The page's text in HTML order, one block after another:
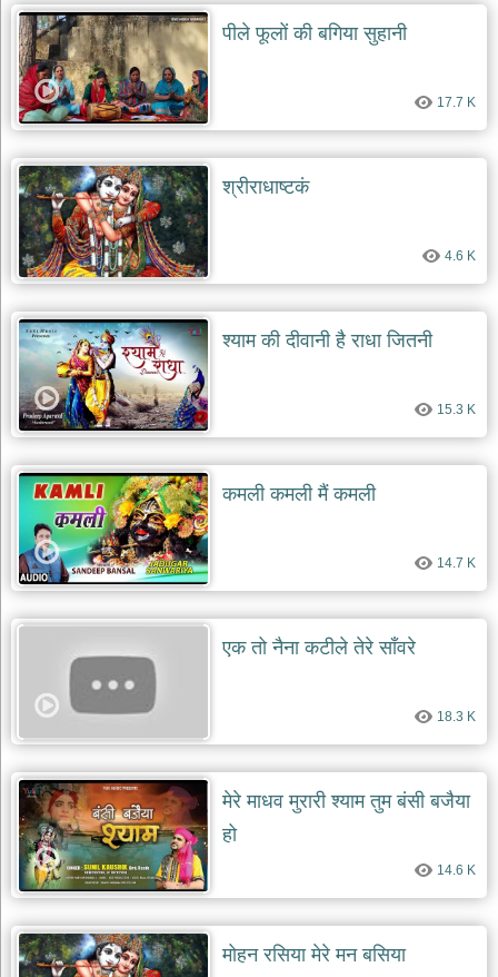
पीले फूलों की बगिया सुहानी
17.7 K
श्रीराधाष्टकं
4.6 K
श्याम की दीवानी है राधा जितनी
15.3 K
कमली कमली मैं कमली
14.7 K
एक तो नैना कटीले तेरे साँवरे
18.3 K
मेरे माधव मुरारी श्याम तुम बंसी बजैया
हो
14.6 K
मोहन रसिया मेरे मन बसिया